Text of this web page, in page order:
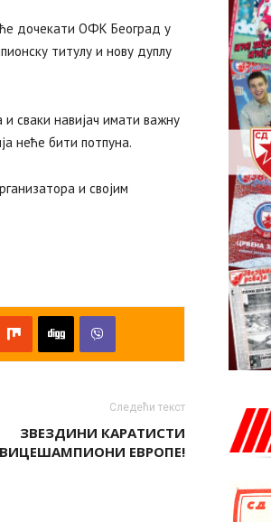
ће дочекати ОФК Београд у
титулу и нову дуплу
и сваки навијач имати важну
неће бити потпуна.
и својим
Следећи текст
ЗВЕЗДИНИ КАРАТИСТИ
ВИЦЕШАМПИОНИ ЕВРОПЕ!